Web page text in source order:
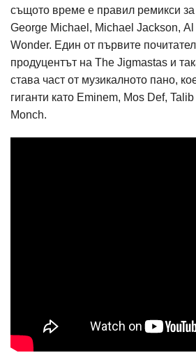
същото време е правил ремикси
George Michael, Michael Jackson,
Wonder. Един от първите
продуцентът на The Jigmastas и
става част от музикалното пано,
гиганти като Eminem, Mos Def,
Monch.